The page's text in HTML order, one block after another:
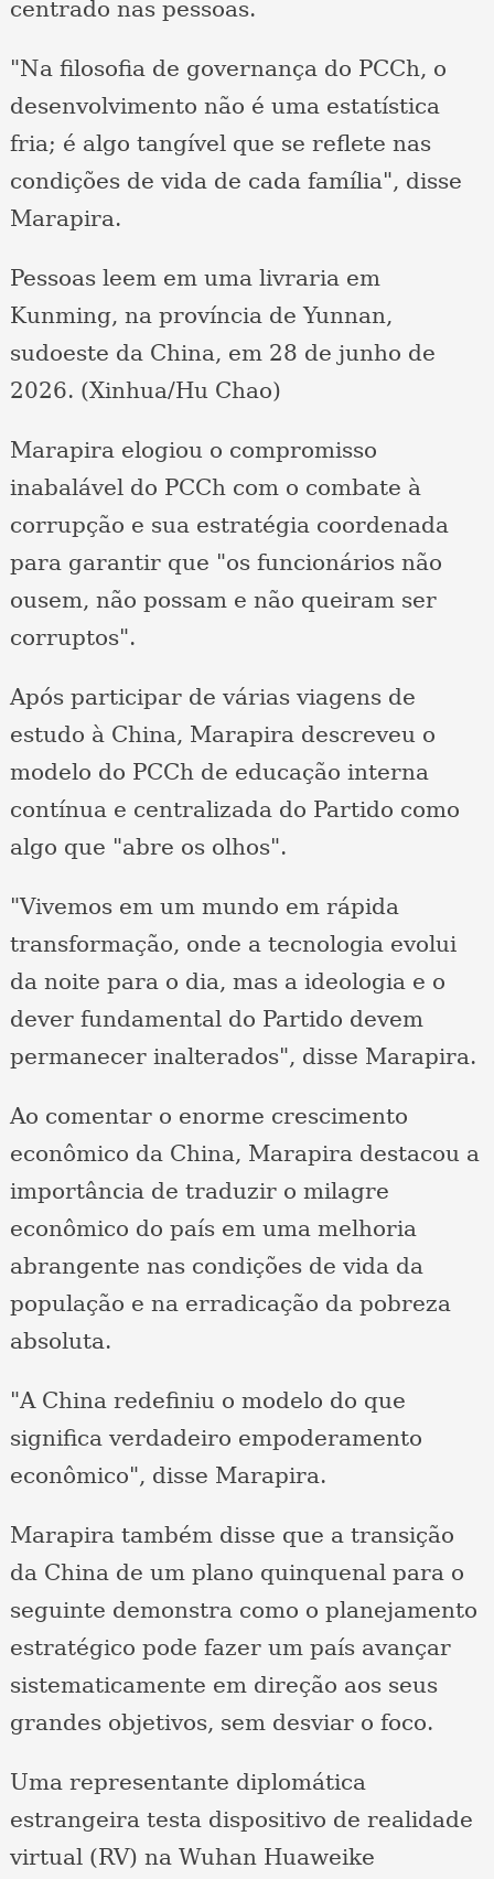
centrado nas pessoas.
"Na filosofia de governança do PCCh, o
desenvolvimento não é uma estatística
fria; é algo tangível que se reflete nas
condições de vida de cada família", disse
Marapira.
Pessoas leem em uma livraria em
Kunming, na província de Yunnan,
sudoeste da China, em 28 de junho de
2026. (Xinhua/Hu Chao)
Marapira elogiou o compromisso
inabalável do PCCh com o combate à
corrupção e sua estratégia coordenada
para garantir que "os funcionários não
ousem, não possam e não queiram ser
corruptos".
Após participar de várias viagens de
estudo à China, Marapira descreveu o
modelo do PCCh de educação interna
contínua e centralizada do Partido como
algo que "abre os olhos".
"Vivemos em um mundo em rápida
transformação, onde a tecnologia evolui
da noite para o dia, mas a ideologia e o
dever fundamental do Partido devem
permanecer inalterados", disse Marapira.
Ao comentar o enorme crescimento
econômico da China, Marapira destacou a
importância de traduzir o milagre
econômico do país em uma melhoria
abrangente nas condições de vida da
população e na erradicação da pobreza
absoluta.
"A China redefiniu o modelo do que
significa verdadeiro empoderamento
econômico", disse Marapira.
Marapira também disse que a transição
da China de um plano quinquenal para o
seguinte demonstra como o planejamento
estratégico pode fazer um país avançar
sistematicamente em direção aos seus
grandes objetivos, sem desviar o foco.
Uma representante diplomática
estrangeira testa dispositivo de realidade
virtual (RV) na Wuhan Huaweike